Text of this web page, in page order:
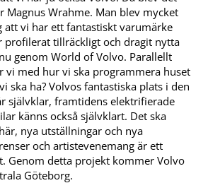
Magnus Wrahme. Man blev mycket
att vi har ett fantastiskt varumärke
profilerat tillräckligt och dragit nytta
genom World of Volvo. Parallellt
vi med hur vi ska programmera huset
ska ha? Volvos fantastiska plats i den
självklar, framtidens elektrifierade
känns också självklart. Det ska
nya utställningar och nya
och artistevenemang är ett
Genom detta projekt kommer Volvo
Göteborg.